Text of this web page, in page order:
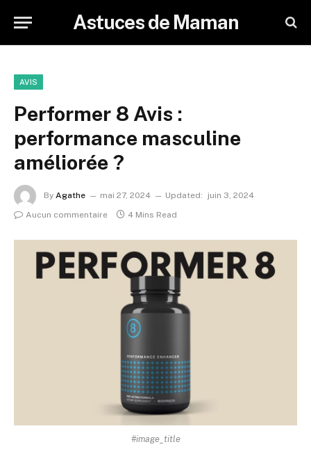
Astuces de Maman
AVIS
Performer 8 Avis :
performance masculine
améliorée ?
By Agathe mai 27, 2024 Updated:
juin 3, 2024
Aucun commentaire
4 Mins Read
#image_title